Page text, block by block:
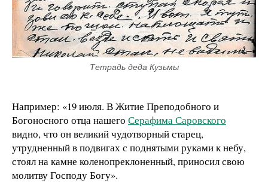
Тетрадь деда Кузьмы
Например: «19 июля. В Житие Преподобного и
Богоносного отца нашего Серафима Саровского
видно, что он великий чудотворный старец,
утрудненный в подвигах с поднятыми руками к небу,
стоял на камне коленопреклоненный, приносил свою
молитву Господу Богу».